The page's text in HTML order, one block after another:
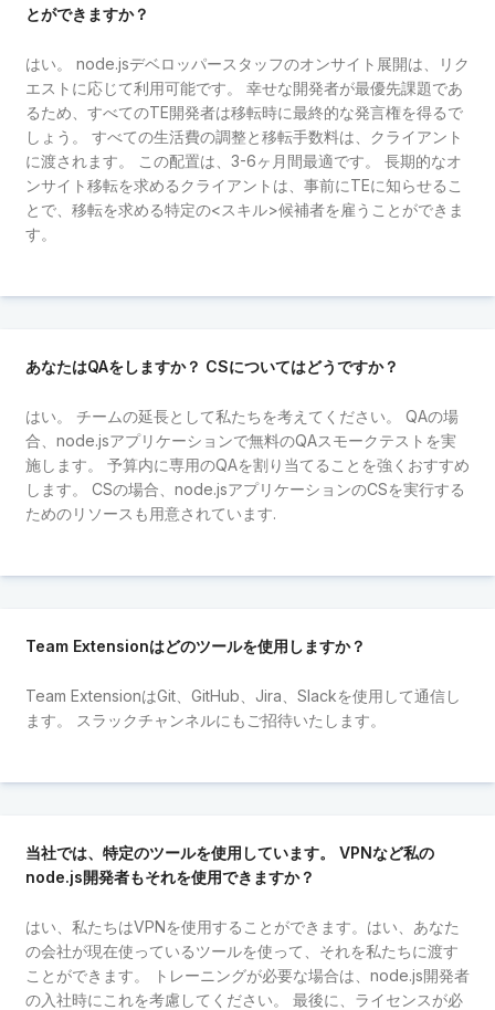
とができますか？
はい。 node.jsデベロッパースタッフのオンサイト展開は、リク
エストに応じて利用可能です。 幸せな開発者が最優先課題であ
るため、すべてのTE開発者は移転時に最終的な発言権を得るで
しょう。 すべての生活費の調整と移転手数料は、クライアント
に渡されます。 この配置は、3-6ヶ月間最適です。 長期的なオ
ンサイト移転を求めるクライアントは、事前にTEに知らせるこ
とで、移転を求める特定の<スキル>候補者を雇うことができま
す。
あなたはQAをしますか？ CSについてはどうですか？
はい。 チームの延長として私たちを考えてください。 QAの場
合、node.jsアプリケーションで無料のQAスモークテストを実
施します。 予算内に専用のQAを割り当てることを強くおすすめ
します。 CSの場合、node.jsアプリケーションのCSを実行する
ためのリソースも用意されています.
Team Extensionはどのツールを使用しますか？
Team ExtensionはGit、GitHub、Jira、Slackを使用して通信し
ます。 スラックチャンネルにもご招待いたします。
当社では、特定のツールを使用しています。 VPNなど私の
node.js開発者もそれを使用できますか？
はい、私たちはVPNを使用することができます。はい、あなた
の会社が現在使っているツールを使って、それを私たちに渡す
ことができます。 トレーニングが必要な場合は、node.js開発者
の入社時にこれを考慮してください。 最後に、ライセンスが必